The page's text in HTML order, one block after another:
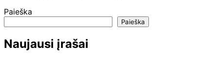
Paieška
Paieška
Naujausi įrašai